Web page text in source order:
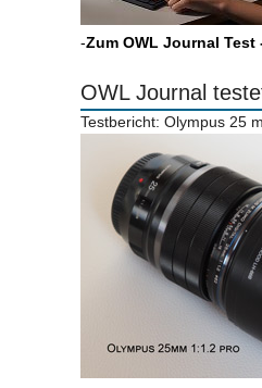
-Zum OWL Journal Test
OWL Journal
Testbericht: Olympus 25